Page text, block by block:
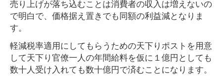
売り上げが落ち込むことは消費者の収入は増えないの
で明白で、価格据え置きでも同額の利益減となりま
す。
軽減税率適用にしてもらうための天下りポストを用意
して天下り官僚一人の年間給料を仮に１億円としても
数十人受け入れても数十億円で済むことになります。